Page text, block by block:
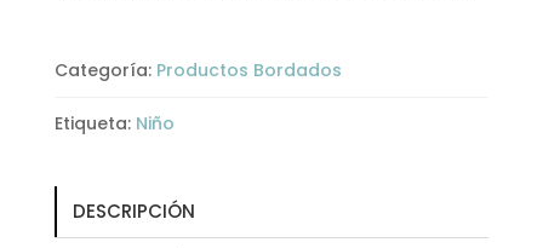
Categoría: Productos Bordados
Etiqueta: Niño
DESCRIPCIÓN